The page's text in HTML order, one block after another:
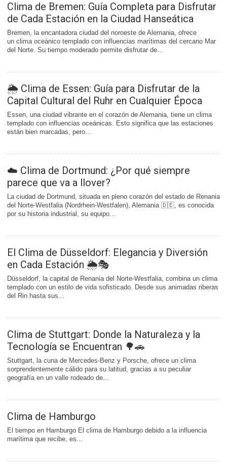
Clima de Bremen: Guía Completa para Disfrutar
de Cada Estación en la Ciudad Hanseática
Bremen, la encantadora ciudad del noroeste de Alemania, ofrece
un clima oceánico templado con influencias marítimas del cercano Mar
del Norte. Su tiempo moderado permite disfrutar de...
🌦️ Clima de Essen: Guía para Disfrutar de la
Capital Cultural del Ruhr en Cualquier Época
Essen, una ciudad vibrante en el corazón de Alemania, tiene un clima
templado con influencias oceánicas. Esto significa que las estaciones
están bien marcadas, pero...
☁️ Clima de Dortmund: ¿Por qué siempre
parece que va a llover?
La ciudad de Dortmund, situada en pleno corazón del estado de Renania
del Norte-Westfalia (Nordrhein-Westfalen), Alemania 🇩🇪, es conocida
por su historia industrial, su equipo...
El Clima de Düsseldorf: Elegancia y Diversión
en Cada Estación 🌦️🎭
Düsseldorf, la capital de Renania del Norte-Westfalia, combina un clima
templado con un estilo de vida sofisticado. Desde sus animadas riberas
del Rin hasta sus...
Clima de Stuttgart: Donde la Naturaleza y la
Tecnología se Encuentran 🌳🚗
Stuttgart, la cuna de Mercedes-Benz y Porsche, ofrece un clima
sorprendentemente cálido para su latitud, gracias a su peculiar
geografía en un valle rodeado de...
Clima de Hamburgo
El tiempo en Hamburgo El clima de Hamburgo debido a la influencia
marítima que recibe, es...